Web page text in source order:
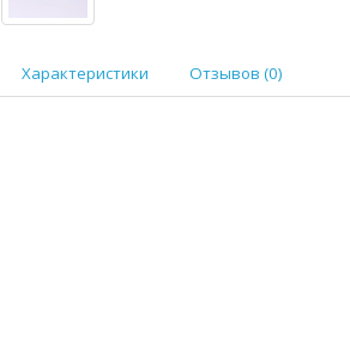
Характеристики Отзывов (0)